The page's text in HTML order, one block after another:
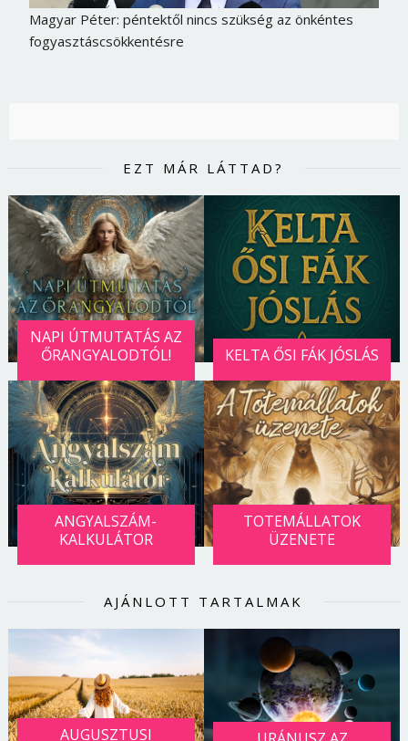
Magyar Péter: péntektől nincs szükség az önkéntes
fogyasztáscsökkentésre
EZT MÁR LÁTTAD?
NAPI ÚTMUTATÁS AZ
ŐRANGYALODTÓL!
KELTA ŐSI FÁK JÓSLÁS
ANGYALSZÁM-
KALKULÁTOR
TOTEMÁLLATOK
ÜZENETE
AJÁNLOTT TARTALMAK
AUGUSZTUSI